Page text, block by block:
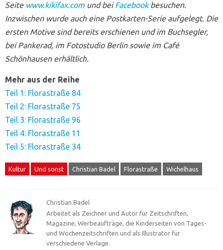
Seite www.kikifax.com und beiFacebookbesuchen.
Inzwischen wurde auch eine Postkarten-Serie aufgelegt. Die
ersten Motive sind bereits erschienen und im Buchsegler,
bei Pankerad, im Fotostudio Berlin sowie im Café
Schönhausen erhältlich.
Mehr aus der Reihe
Teil 1: Florastraße 84
Teil 2: Florastraße 75
Teil 3: Florastraße 96
Teil 4: Florastraße 11
Teil 5: Florastraße 34
Kultur Und sonst Christian Badel Florastraße Wichelhaus
Christian Badel
Arbeitet als Zeichner und Autor für Zeitschriften,
Magazine, Werbeaufträge, die Kinderseiten von Tages-
und Wochenzeitschriften und als Illustrator für
verschiedene Verlage.